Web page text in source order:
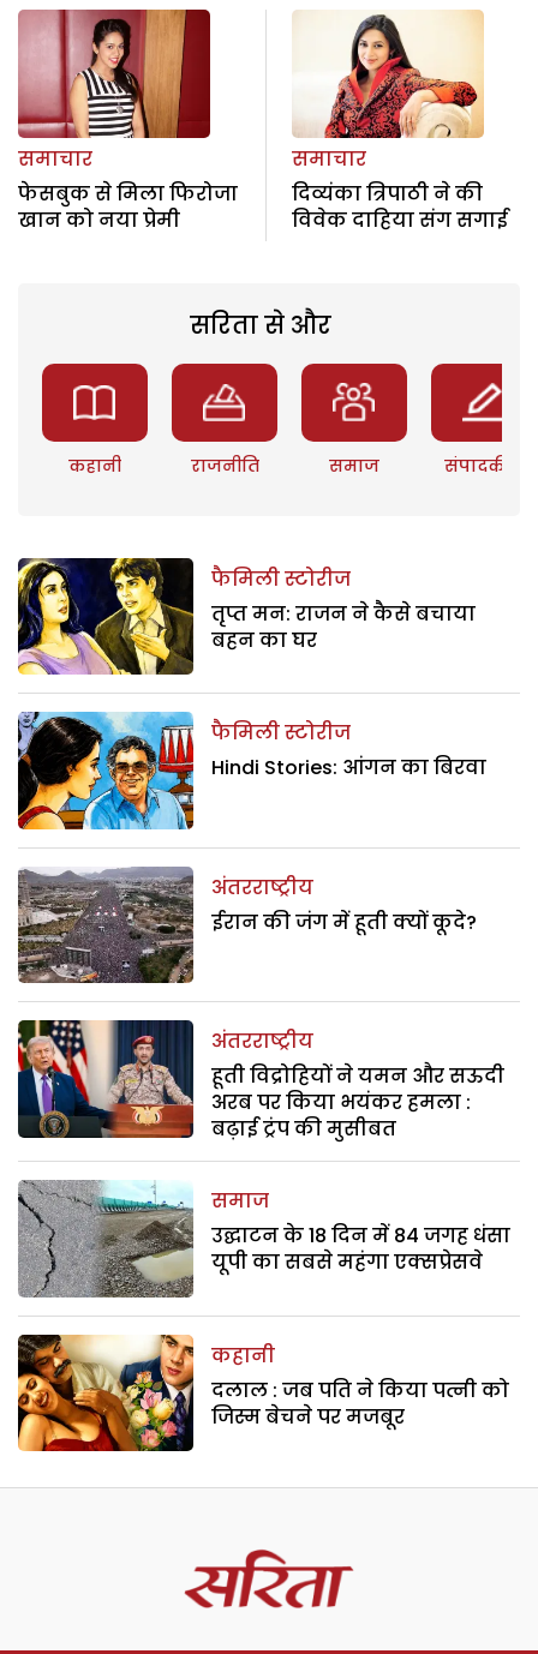
समाचार
फेसबुक से मिला फिरोजा
खान को नया प्रेमी
समाचार
दिव्यंका त्रिपाठी ने की
विवेक दाहिया संग सगाई
सरिता से और
कहानी राजनीति समाज संपादकीय
फैमिली स्टोरीज
तृप्त मन: राजन ने कैसे बचाया
बहन का घर
फैमिली स्टोरीज
Hindi Stories: आंगन का बिरवा
अंतरराष्ट्रीय
ईरान की जंग में हूती क्यों कूदे?
अंतरराष्ट्रीय
हूती विद्रोहियों ने यमन और सऊदी
अरब पर किया भयंकर हमला :
बढ़ाई ट्रंप की मुसीबत
समाज
उद्घाटन के 18 दिन में 84 जगह धंसा
यूपी का सबसे महंगा एक्सप्रेसवे
कहानी
दलाल : जब पति ने किया पत्नी को
जिस्म बेचने पर मजबूर